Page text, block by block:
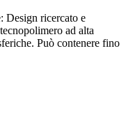
Design ricercato e
ad alta
Può contenere fino